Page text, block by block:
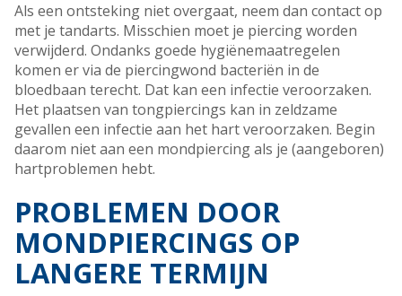
Als een ontsteking niet overgaat, neem dan contact op
met je tandarts. Misschien moet je piercing worden
verwijderd. Ondanks goede hygiënemaatregelen
komen er via de piercingwond bacteriën in de
bloedbaan terecht. Dat kan een infectie veroorzaken.
Het plaatsen van tongpiercings kan in zeldzame
gevallen een infectie aan het hart veroorzaken. Begin
daarom niet aan een mondpiercing als je (aangeboren)
hartproblemen hebt.
PROBLEMEN DOOR
MONDPIERCINGS OP
LANGERE TERMIJN